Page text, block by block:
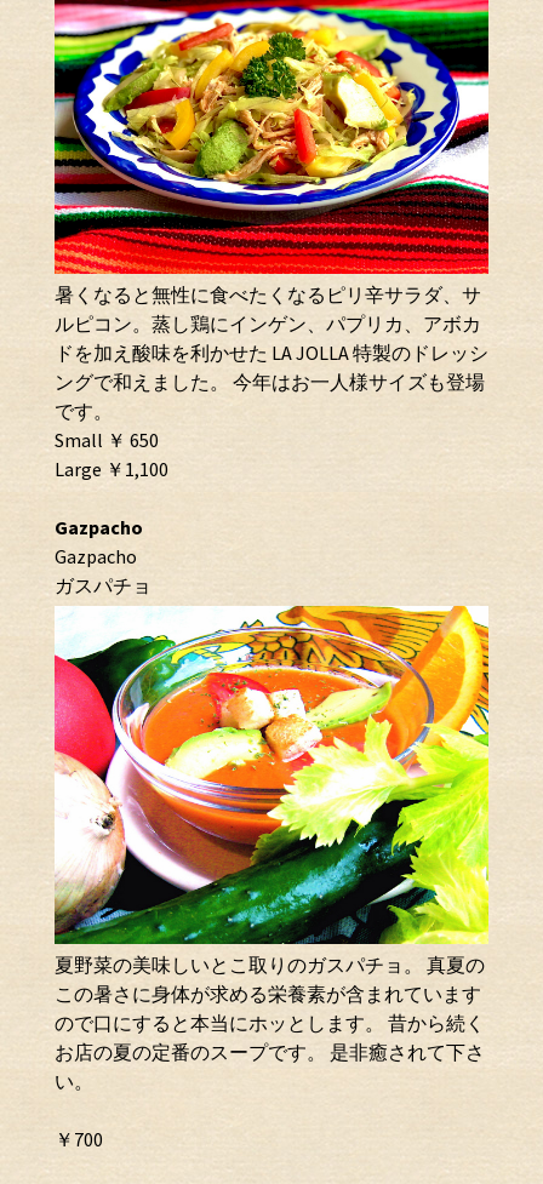
暑くなると無性に食べたくなるピリ辛サラダ、サ
ルピコン。蒸し鶏にインゲン、パプリカ、アボカ
ドを加え酸味を利かせた LA JOLLA 特製のドレッシ
ングで和えました。 今年はお一人様サイズも登場
です。
Small ￥ 650
Large ￥1,100
Gazpacho
Gazpacho
ガスパチョ
夏野菜の美味しいとこ取りのガスパチョ。 真夏の
この暑さに身体が求める栄養素が含まれています
ので口にすると本当にホッとします。 昔から続く
お店の夏の定番のスープです。 是非癒されて下さ
い。
￥700